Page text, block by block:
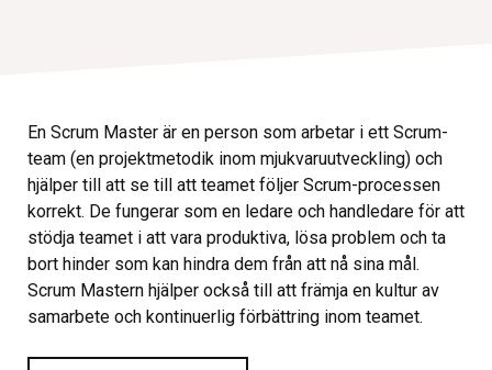
En Scrum Master är en person som arbetar i ett Scrum-
team (en projektmetodik inom mjukvaruutveckling) och
hjälper till att se till att teamet följer Scrum-processen
korrekt. De fungerar som en ledare och handledare för att
stödja teamet i att vara produktiva, lösa problem och ta
bort hinder som kan hindra dem från att nå sina mål.
Scrum Mastern hjälper också till att främja en kultur av
samarbete och kontinuerlig förbättring inom teamet.